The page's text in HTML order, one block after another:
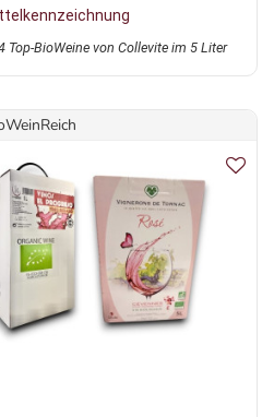
Top-BioWeine von Collevite im 5 Liter